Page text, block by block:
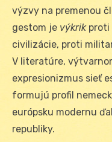
výzvy na premenou
gestom je výkrikproti
civilizácie, proti
V literatúre,
expresionizmus sieť
formujú profil
európsku modernu
republiky.